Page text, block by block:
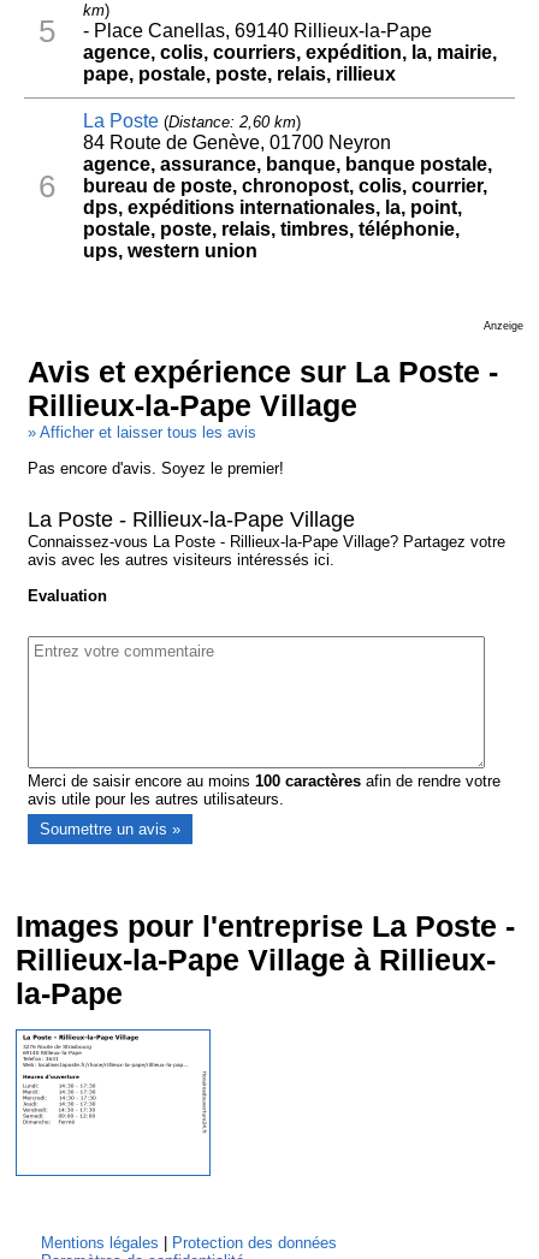
5
km)
- Place Canellas, 69140 Rillieux-la-Pape
agence, colis, courriers, expédition, la, mairie,
pape, postale, poste, relais, rillieux
6
La Poste(Distance: 2,60 km)
84 Route de Genève, 01700 Neyron
agence, assurance, banque, banque postale,
bureau de poste, chronopost, colis, courrier,
dps, expéditions internationales, la, point,
postale, poste, relais, timbres, téléphonie,
ups, western union
Anzeige
Avis et expérience sur La Poste -
Rillieux-la-Pape Village
» Afficher et laisser tous les avis
Pas encore d'avis. Soyez le premier!
La Poste - Rillieux-la-Pape Village
Connaissez-vous La Poste - Rillieux-la-Pape Village? Partagez votre
avis avec les autres visiteurs intéressés ici.
Evaluation
Merci de saisir encore au moins100 caractères afin de rendre votre
avis utile pour les autres utilisateurs.
Images pour l'entreprise La Poste -
Rillieux-la-Pape Village à Rillieux-
la-Pape
Mentions légales
Protection des données